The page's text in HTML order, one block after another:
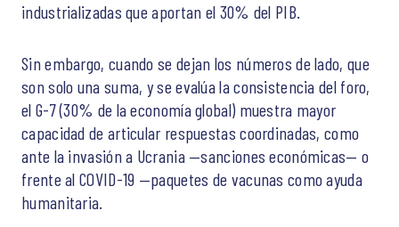
industrializadas que aportan el 30% del PIB.
Sin embargo, cuando se dejan los números de lado, que
son solo una suma, y se evalúa la consistencia del foro,
el G-7 (30% de la economía global) muestra mayor
capacidad de articular respuestas coordinadas, como
ante la invasión a Ucrania —sanciones económicas— o
frente al COVID-19 —paquetes de vacunas como ayuda
humanitaria.